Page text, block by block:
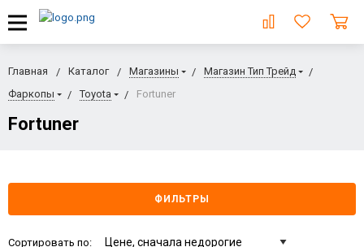
Главная Каталог Магазины
Магазин Тип Трейд
Фаркопы
Toyota Fortuner
Fortuner
ФИЛЬТРЫ
Сортировать по: